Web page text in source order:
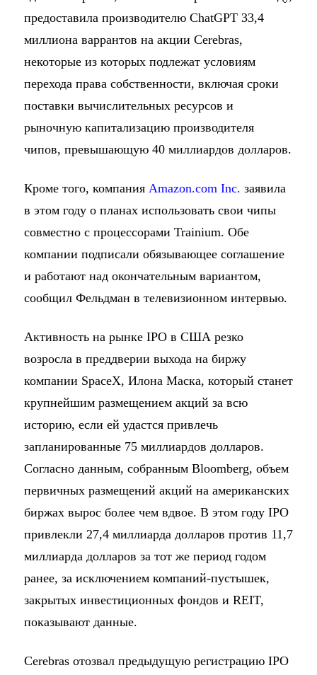
предоставила производителю ChatGPT 33,4
миллиона варрантов на акции Cerebras,
некоторые из которых подлежат условиям
перехода права собственности, включая сроки
поставки вычислительных ресурсов и
рыночную капитализацию производителя
чипов, превышающую 40 миллиардов долларов.
Кроме того, компания Amazon.com Inc. заявила
в этом году о планах использовать свои чипы
совместно с процессорами Trainium. Обе
компании подписали обязывающее соглашение
и работают над окончательным вариантом,
сообщил Фельдман в телевизионном интервью.
Активность на рынке IPO в США резко
возросла в преддверии выхода на биржу
компании SpaceX, Илона Маска, который станет
крупнейшим размещением акций за всю
историю, если ей удастся привлечь
запланированные 75 миллиардов долларов.
Согласно данным, собранным Bloomberg, объем
первичных размещений акций на американских
биржах вырос более чем вдвое. В этом году IPO
привлекли 27,4 миллиарда долларов против 11,7
миллиарда долларов за тот же период годом
ранее, за исключением компаний-пустышек,
закрытых инвестиционных фондов и REIT,
показывают данные.
Cerebras отозвал предыдущую регистрацию IPO